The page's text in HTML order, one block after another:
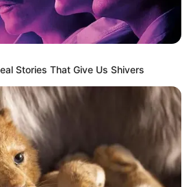
du Quinté du jour
par Logic-Prono
quelques secondes le meilleur
Grâce à cette nouvelle version de
automatique de pronostics
en or offert aux parieurs, pour un
parmi les 38 pronostics de la
les à la « moulinette ».
Stories That Give Us Shivers